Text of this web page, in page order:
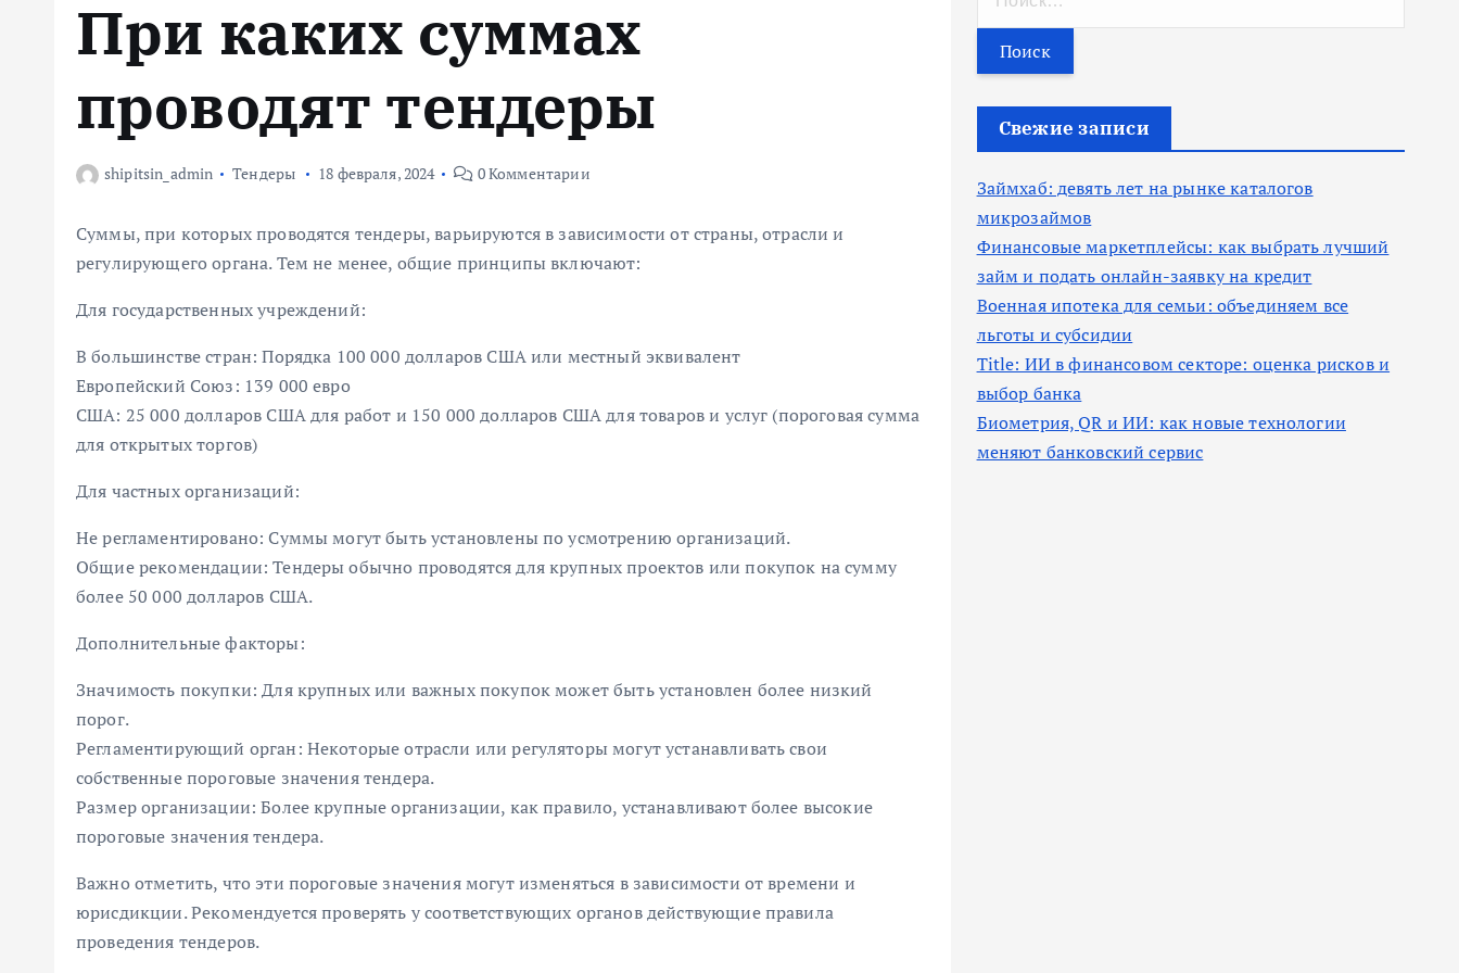
При каких суммах
проводят тендеры
shipitsin_admin Тендеры 18 февраля, 2024 0 Комментарии
Суммы, при которых проводятся тендеры, варьируются в зависимости от страны, отрасли и
регулирующего органа. Тем не менее, общие принципы включают:
Для государственных учреждений:
В большинстве стран: Порядка 100 000 долларов США или местный эквивалент
Европейский Союз: 139 000 евро
США: 25 000 долларов США для работ и 150 000 долларов США для товаров и услуг (пороговая сумма
для открытых торгов)
Для частных организаций:
Не регламентировано: Суммы могут быть установлены по усмотрению организаций.
Общие рекомендации: Тендеры обычно проводятся для крупных проектов или покупок на сумму
более 50 000 долларов США.
Дополнительные факторы:
Значимость покупки: Для крупных или важных покупок может быть установлен более низкий
порог.
Регламентирующий орган: Некоторые отрасли или регуляторы могут устанавливать свои
собственные пороговые значения тендера.
Размер организации: Более крупные организации, как правило, устанавливают более высокие
пороговые значения тендера.
Важно отметить, что эти пороговые значения могут изменяться в зависимости от времени и
юрисдикции. Рекомендуется проверять у соответствующих органов действующие правила
проведения тендеров.
т
и
Свежие записи
Займхаб: девять лет на рынке каталогов
микрозаймов
Финансовые маркетплейсы: как выбрать лучший
займ и подать онлайн-заявку на кредит
Военная ипотека для семьи: объединяем все
льготы и субсидии
Title: ИИ в финансовом секторе: оценка рисков и
выбор банка
Биометрия, QR и ИИ: как новые технологии
меняют банковский сервис